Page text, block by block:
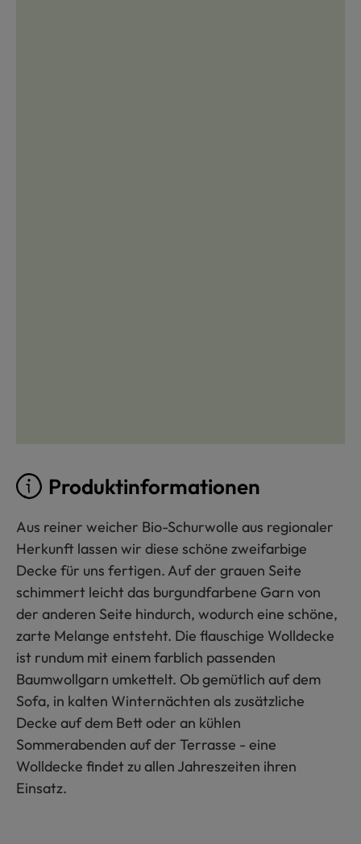
Produktinformationen
Aus reiner weicher Bio-Schurwolle aus regionaler
Herkunft lassen wir diese schöne zweifarbige
Decke für uns fertigen. Auf der grauen Seite
schimmert leicht das burgundfarbene Garn von
der anderen Seite hindurch, wodurch eine schöne,
zarte Melange entsteht. Die flauschige Wolldecke
ist rundum mit einem farblich passenden
Baumwollgarn umkettelt. Ob gemütlich auf dem
Sofa, in kalten Winternächten als zusätzliche
Decke auf dem Bett oder an kühlen
Sommerabenden auf der Terrasse - eine
Wolldecke findet zu allen Jahreszeiten ihren
Einsatz.